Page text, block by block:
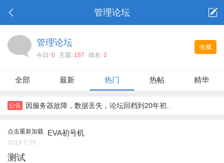
管理论坛
收藏
管理论坛
今日: 0 主题: 187 排名: 2
全部 最新 热门 热帖 精华
公告 因服务器故障，数据丢失，论坛回档到20年初..
点击重新加载 EVA初号机
2019-7-25
测试